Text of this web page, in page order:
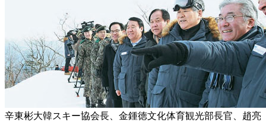
辛東彬大韓スキー協会長、金鍾徳文化体育観光部長官、趙亮